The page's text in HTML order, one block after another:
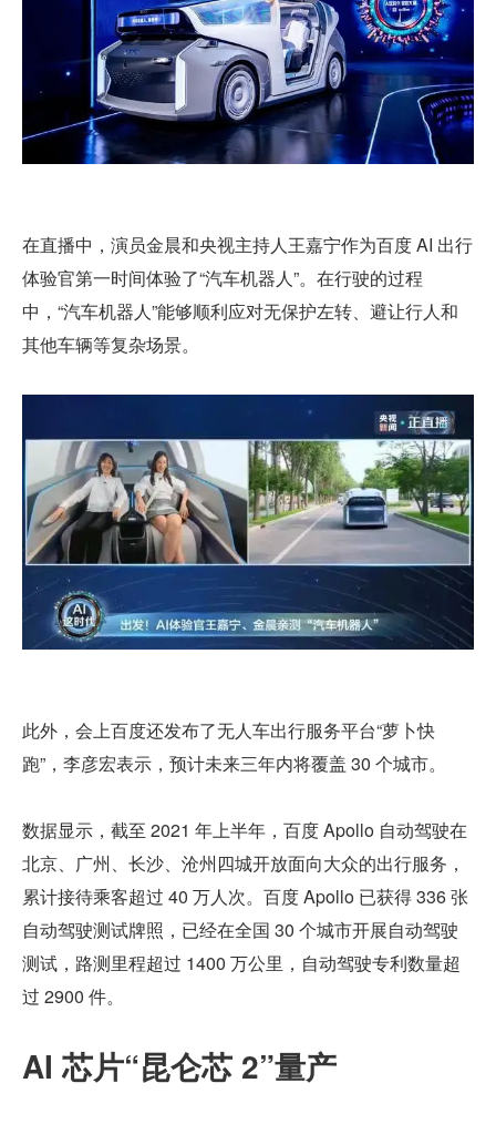
在直播中，演员金晨和央视主持人王嘉宁作为百度 AI 出行
体验官第一时间体验了“汽车机器人”。在行驶的过程
中，“汽车机器人”能够顺利应对无保护左转、避让行人和
其他车辆等复杂场景。
此外，会上百度还发布了无人车出行服务平台“萝卜快
跑”，李彦宏表示，预计未来三年内将覆盖 30 个城市。
数据显示，截至 2021 年上半年，百度 Apollo 自动驾驶在
北京、广州、长沙、沧州四城开放面向大众的出行服务，
累计接待乘客超过 40 万人次。百度 Apollo 已获得 336 张
自动驾驶测试牌照，已经在全国 30 个城市开展自动驾驶
测试，路测里程超过 1400 万公里，自动驾驶专利数量超
过 2900 件。
AI 芯片“昆仑芯 2”量产